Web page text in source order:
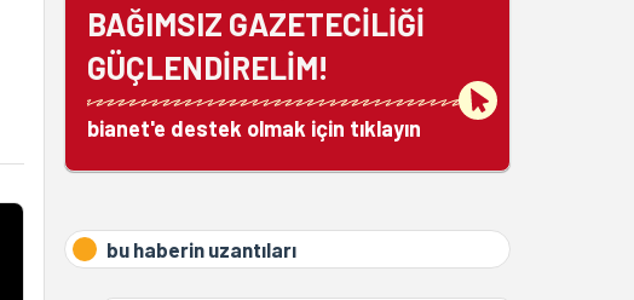
BAĞIMSIZ GAZETECİLİĞİ
GÜÇLENDİRELİM!
bianet'e destek olmak için tıklayın
bu haberin uzantıları